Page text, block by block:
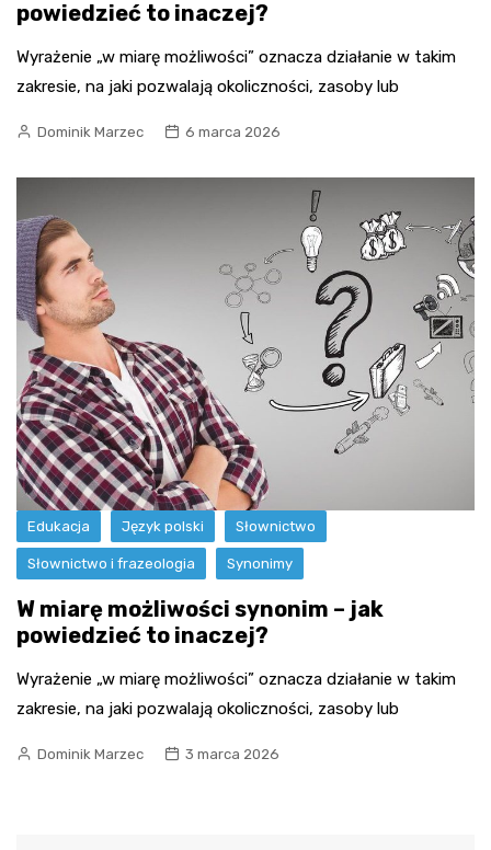
powiedzieć to inaczej?
Wyrażenie „w miarę możliwości” oznacza działanie w takim
zakresie, na jaki pozwalają okoliczności, zasoby lub
Dominik Marzec 6 marca 2026
Edukacja Język polski Słownictwo
Słownictwo i frazeologia Synonimy
W miarę możliwości synonim – jak
powiedzieć to inaczej?
Wyrażenie „w miarę możliwości” oznacza działanie w takim
zakresie, na jaki pozwalają okoliczności, zasoby lub
Dominik Marzec 3 marca 2026